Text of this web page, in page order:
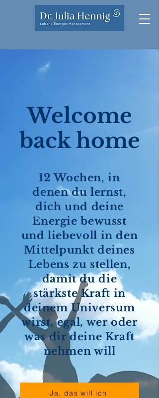
Welcome
back home
12 Wochen, in
denen du lernst,
dich und deine
Energie bewusst
und liebevoll in den
Mittelpunkt deines
Lebens zu stellen,
damit du die
stärkste Kraft in
deinem Universum
wirst, egal, wer oder
was dir deine Kraft
nehmen will
Ja, das will ich